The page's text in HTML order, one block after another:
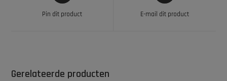
Pin dit product E-mail dit product
Gerelateerde producten